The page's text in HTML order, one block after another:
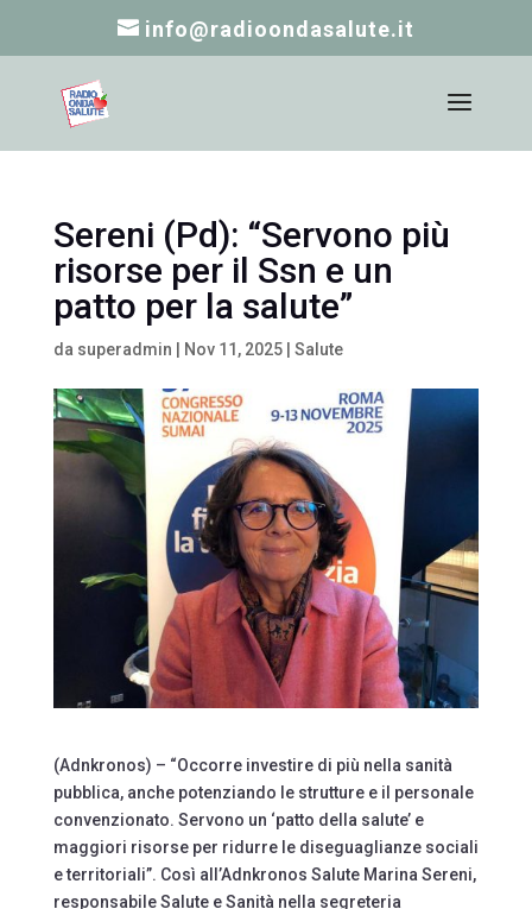
info@radioondasalute.it
Sereni (Pd): “Servono più
risorse per il Ssn e un
patto per la salute”
da superadmin Nov 11, 2025| Salute
(Adnkronos) – “Occorre investire di più nella sanità
pubblica, anche potenziando le strutture e il personale
convenzionato. Servono un ‘patto della salute’ e
maggiori risorse per ridurre le diseguaglianze sociali
e territoriali”. Così all’Adnkronos Salute Marina Sereni,
responsabile Salute e Sanità nella segreteria